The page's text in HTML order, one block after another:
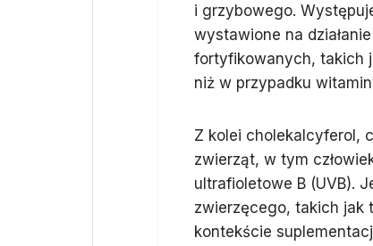
i grzybowego.
wystawione na
fortyfikowanych, takich
niż w przypadku
Z kolei cholekalcyferol,
zwierząt, w tym
ultrafioletowe B (UVB).
zwierzęcego, takich jak
kontekście